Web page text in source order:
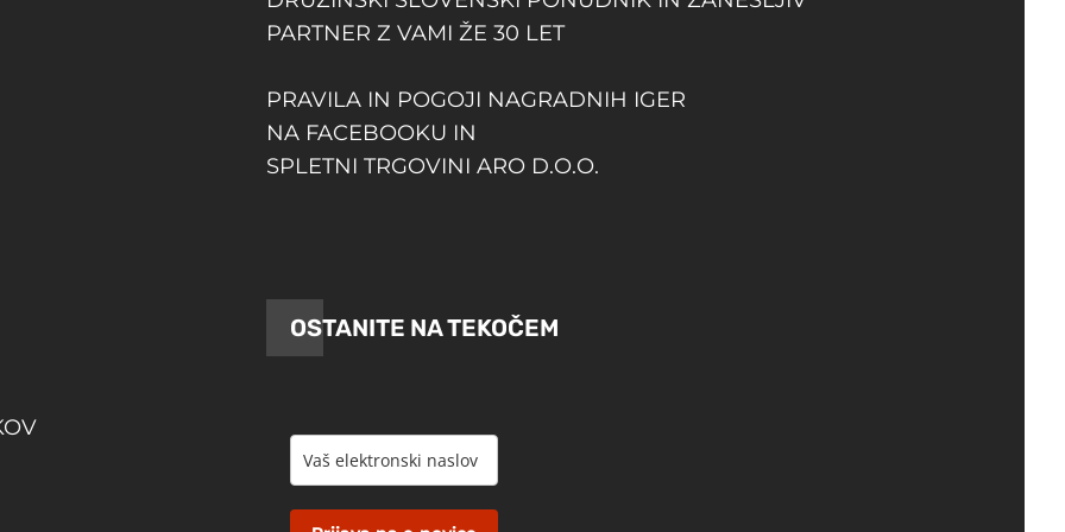
PARTNER Z VAMI ŽE 30 LET
PRAVILA IN POGOJI NAGRADNIH IGER
NA FACEBOOKU IN
SPLETNI TRGOVINI ARO D.O.O.
OSTANITE NA TEKOČEM